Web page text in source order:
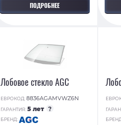
ПОДРОБНЕЕ
Лобовое стекло AGC
ЕВРОКОД:8836AGAMVWZ6N
ГАРАНТИЯ:5 лет ?
БРЕНД: